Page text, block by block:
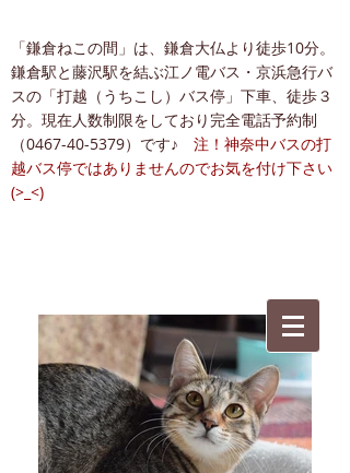
「鎌倉ねこの間」は、鎌倉大仏より徒歩10分。
鎌倉駅と藤沢駅を結ぶ江ノ電バス・京浜急行バ
スの「打越（うちこし）バス停」下車、徒歩３
分。現在人数制限をしており完全電話予約制
（0467-40-5379）です♪ 注！神奈中バスの打
越バス停ではありませんのでお気を付け下さい
(>_<)